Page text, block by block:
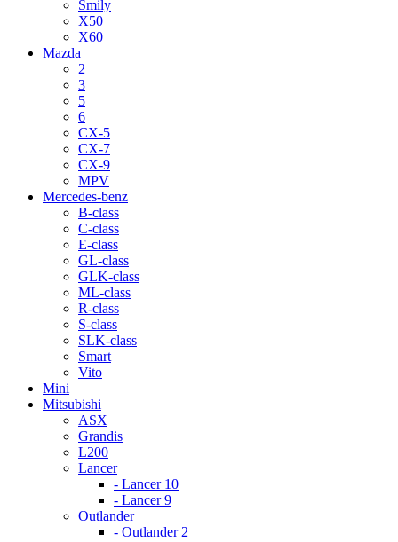
Smily
X50
X60
Mazda
2
3
5
6
CX-5
CX-7
CX-9
MPV
Mercedes-benz
B-class
C-class
E-class
GL-class
GLK-class
ML-class
R-class
S-class
SLK-class
Smart
Vito
Mini
Mitsubishi
ASX
Grandis
L200
Lancer
- Lancer 10
- Lancer 9
Outlander
- Outlander 2